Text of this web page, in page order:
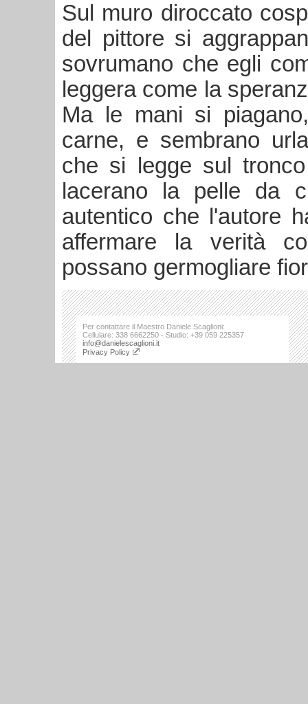
Sul muro diroccato
del pittore si
sovrumano che egli
leggera come la
Ma le mani si
carne, e sembrano
che si legge sul
lacerano la pelle da
autentico che l'autore
affermare la verità
possano germogliare
Per contattare il Maestro Daniele Scaglioni:
Cellulare: 338 6662250 - Studio: +39 059 225357
info@danielescaglioni.it
Privacy Policy